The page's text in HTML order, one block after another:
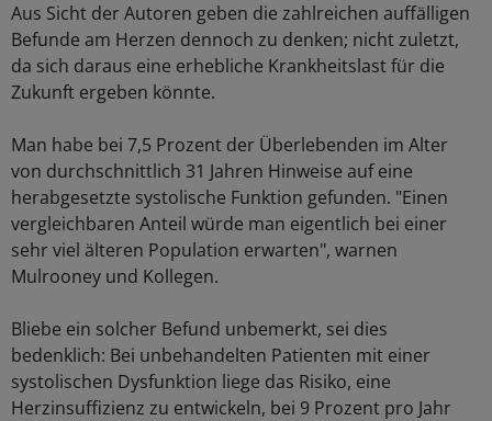
Aus Sicht der Autoren geben die zahlreichen auffälligen
Befunde am Herzen dennoch zu denken; nicht zuletzt,
da sich daraus eine erhebliche Krankheitslast für die
Zukunft ergeben könnte.
Man habe bei 7,5 Prozent der Überlebenden im Alter
von durchschnittlich 31 Jahren Hinweise auf eine
herabgesetzte systolische Funktion gefunden. "Einen
vergleichbaren Anteil würde man eigentlich bei einer
sehr viel älteren Population erwarten", warnen
Mulrooney und Kollegen.
Bliebe ein solcher Befund unbemerkt, sei dies
bedenklich: Bei unbehandelten Patienten mit einer
systolischen Dysfunktion liege das Risiko, eine
Herzinsuffizienz zu entwickeln, bei 9 Prozent pro Jahr